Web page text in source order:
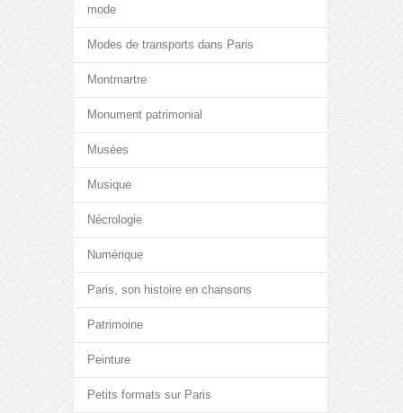
mode
Modes de transports dans Paris
Montmartre
Monument patrimonial
Musées
Musique
Nécrologie
Numérique
Paris, son histoire en chansons
Patrimoine
Peinture
Petits formats sur Paris